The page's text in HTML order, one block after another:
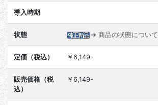
導入時期
状態 → 商品の状態について
定価（税込） ￥6,149-
販売価格（税
込）
￥6,149-